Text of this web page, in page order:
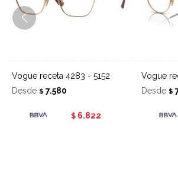
Vogue receta 4283 - 5152
Desde $ 7.580
$ 6.822
Vogue
Desde $